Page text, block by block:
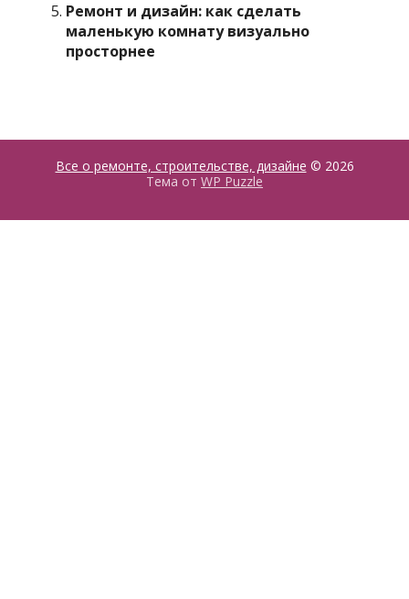
Ремонт и дизайн: как сделать
маленькую комнату визуально
просторнее
Все о ремонте, строительстве, дизайне © 2026
Тема от WP Puzzle